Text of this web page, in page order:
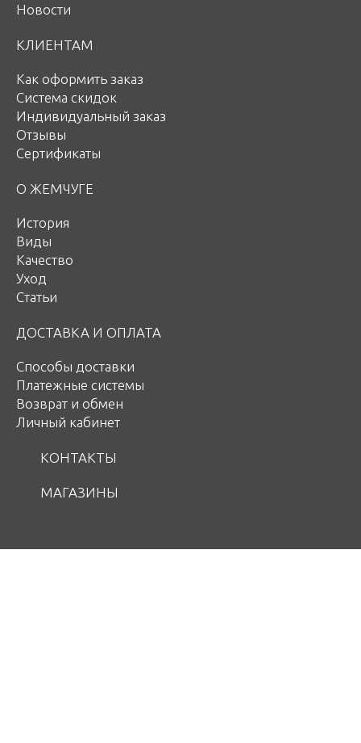
Новости
КЛИЕНТАМ
Как оформить заказ
Система скидок
Индивидуальный заказ
Отзывы
Сертификаты
О ЖЕМЧУГЕ
История
Виды
Качество
Уход
Статьи
ДОСТАВКА И ОПЛАТА
Способы доставки
Платежные системы
Возврат и обмен
Личный кабинет
КОНТАКТЫ
МАГАЗИНЫ